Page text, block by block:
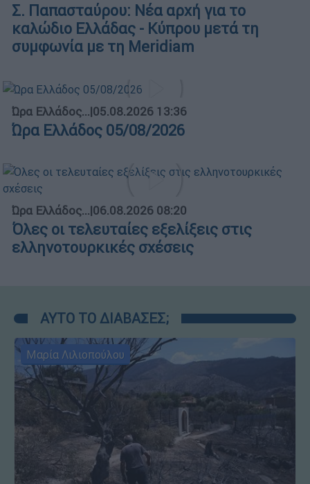
Σ. Παπασταύρου: Νέα αρχή για το
καλώδιο Ελλάδας - Κύπρου μετά τη
συμφωνία με τη Meridiam
Ώρα Ελλάδος...|05.08.2026 13:36
Ώρα Ελλάδος 05/08/2026
Ώρα Ελλάδος...|06.08.2026 08:20
Όλες οι τελευταίες εξελίξεις στις
ελληνοτουρκικές σχέσεις
ΑΥΤΟ ΤΟ ΔΙΑΒΑΣΕΣ;
Μαρία Λιλιοπούλου